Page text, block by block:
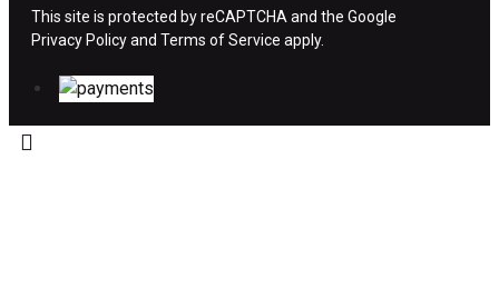
Η επιστροφή χρημάτων ακολουθείται στις
Το προϊόν θα πρέπει να βρίσκεται στην αρχική
This site is protected by reCAPTCHA and the Google
Privacy Policyand Terms of Service apply.